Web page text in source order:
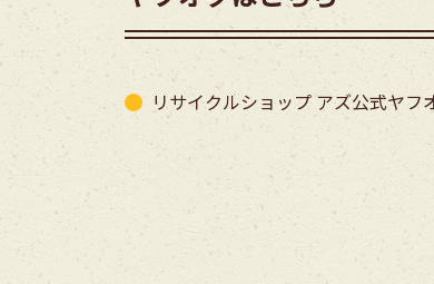
リサイクルショップ アズ公式ヤフ